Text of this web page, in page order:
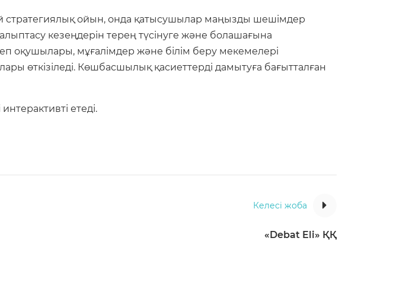
стратегиялық ойын, онда қатысушылар маңызды шешімдер
кезеңдерін терең түсінуге және болашағына
оқушылары, мұғалімдер және білім беру мекемелері
өткізіледі. Көшбасшылық қасиеттерді дамытуға бағытталған
етеді.
Келесі жоба
«Debat Eli» ҚҚ